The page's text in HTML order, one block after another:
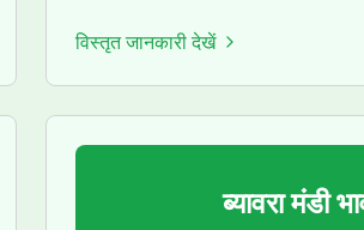
विस्तृत जानकारी देखें
ब्यावरामंडी